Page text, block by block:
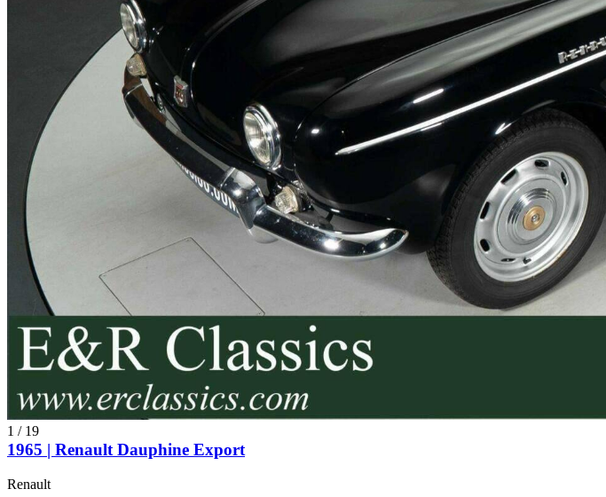
1 / 19
1965 | Renault Dauphine Export
Renault